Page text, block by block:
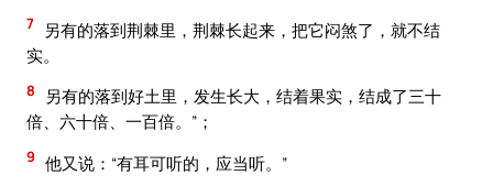
7
另有的落到荆棘里，荆棘长起来，把它闷煞了，就不结
实。
8
另有的落到好土里，发生长大，结着果实，结成了三十
倍、六十倍、一百倍。”；
9 他又说：“有耳可听的，应当听。”